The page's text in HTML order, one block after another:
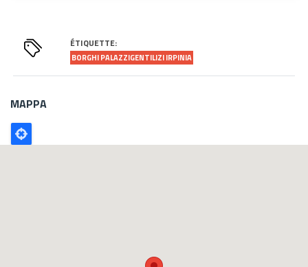
ÉTIQUETTE:
BORGHI PALAZZIGENTILIZI IRPINIA
MAPPA
Poligono
GEO